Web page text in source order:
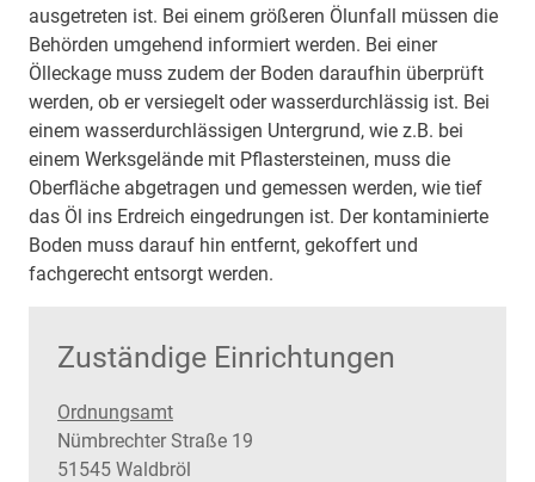
ausgetreten ist. Bei einem größeren Ölunfall müssen die
Behörden umgehend informiert werden. Bei einer
Ölleckage muss zudem der Boden daraufhin überprüft
werden, ob er versiegelt oder wasserdurchlässig ist. Bei
einem wasserdurchlässigen Untergrund, wie z.B. bei
einem Werksgelände mit Pflastersteinen, muss die
Oberfläche abgetragen und gemessen werden, wie tief
das Öl ins Erdreich eingedrungen ist. Der kontaminierte
Boden muss darauf hin entfernt, gekoffert und
fachgerecht entsorgt werden.
Zuständige Einrichtungen
Ordnungsamt
Straße:
Nümbrechter Straße Hausnummer:
19
PLZ:
51545 Ort:
Waldbröl